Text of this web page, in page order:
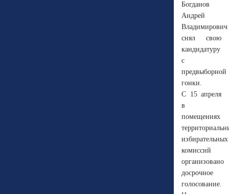
Богданов
Андрей
Владимирович
снял свою
кандидатуру
с
предвыборной
гонки.
С 15 апреля
в
помещениях
избирательных
комиссий
организовано
досрочное
голосование.